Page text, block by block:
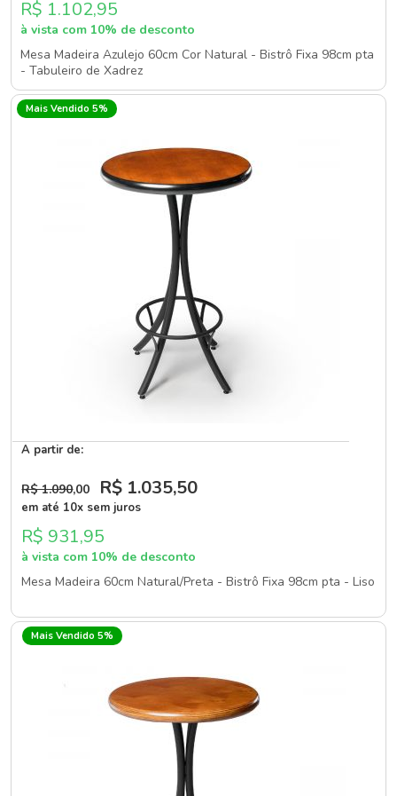
R$ 1.102,95
à vista com 10% de desconto
Mesa Madeira Azulejo 60cm Cor Natural - Bistrô Fixa 98cm pta
- Tabuleiro de Xadrez
Mais Vendido 5%
A partir de:
R$ 1.090,00 R$ 1.035,50
em até 10x sem juros
R$ 931,95
à vista com 10% de desconto
Mesa Madeira 60cm Natural/Preta - Bistrô Fixa 98cm pta - Liso
Mais Vendido 5%